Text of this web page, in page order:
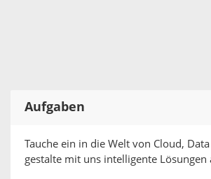
Aufgaben
Tauche ein in die Welt von Cloud,
gestalte mit uns intelligente Lösungen